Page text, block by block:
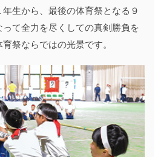
生から、最後の体育祭となる９
て全力を尽くしての真剣勝負を
祭ならではの光景です。